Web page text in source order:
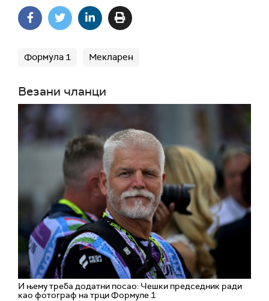
Формула 1 Мекларен
Везани чланци
И њему треба додатни посао: Чешки председник ради
као фотограф на трци Формуле 1